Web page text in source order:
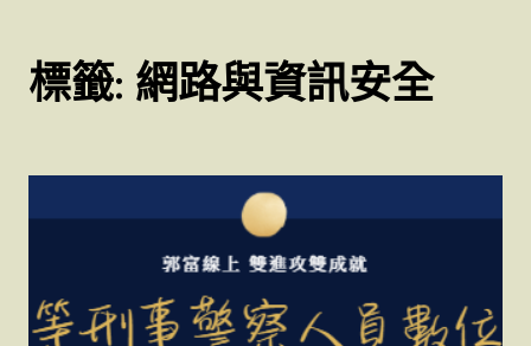
標籤: 網路與資訊安全